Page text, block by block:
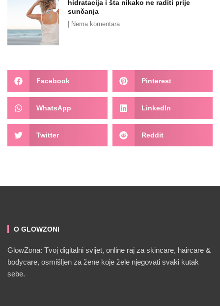
hidratacija i šta nikako ne raditi prije
sunčanja
Nema komentara
Facebook Pinterest
WhatsApp LinkedIn
Twitter Reddit
O GLOWZONI
GlowZona: Tvoj digitalni svijet, online raj za skincare, haircare &
bodycare, osmišljen za žene koje žele njegovati svaki kutak
sebe.